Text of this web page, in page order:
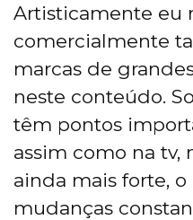
Artisticamente eu
comercialmente
marcas de
neste conteúdo.
têm pontos
assim como na tv,
ainda mais forte,
mudanças